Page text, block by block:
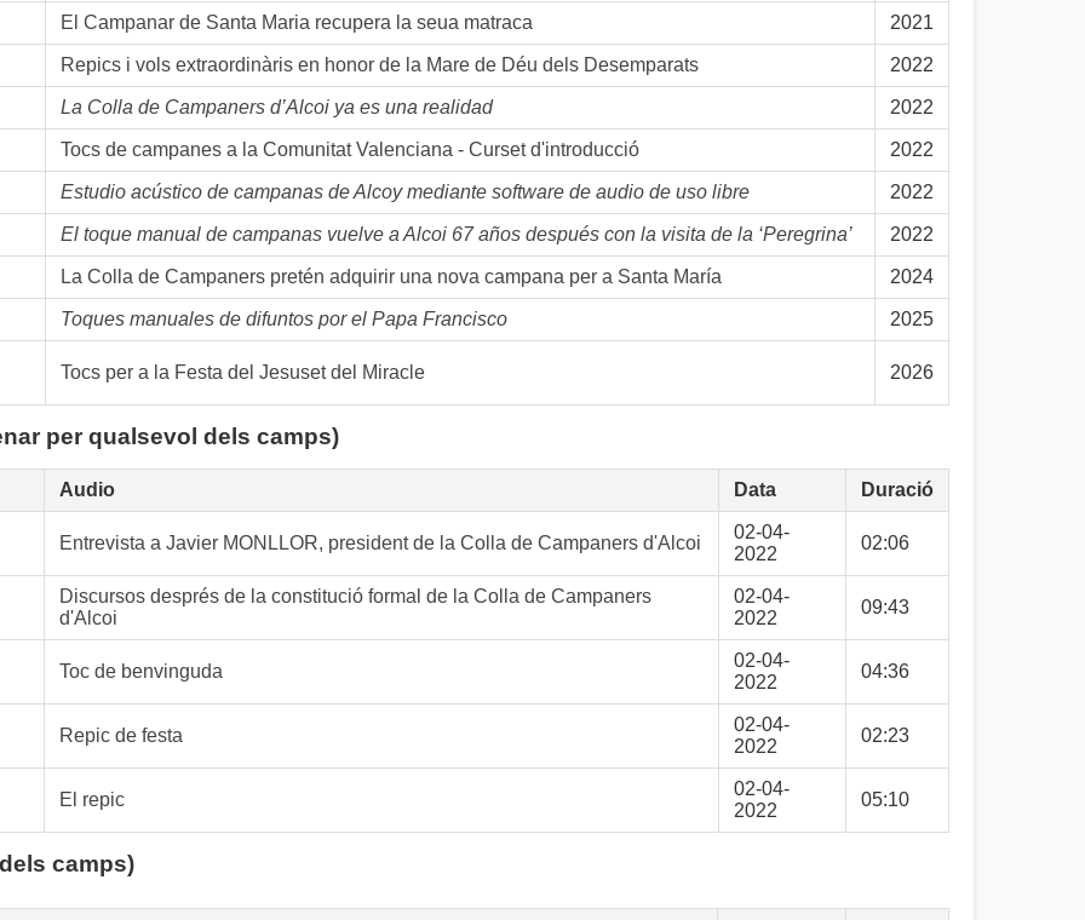
El Campanar de Santa Maria recupera la seua matraca 2021
Repics i vols extraordinàris en honor de la Mare de Déu dels Desemparats 2022
La Colla de Campaners d’Alcoi ya es una realidad 2022
Tocs de campanes a la Comunitat Valenciana - Curset d'introducció 2022
Estudio acústico de campanas de Alcoy mediante software de audio de uso libre 2022
El toque manual de campanas vuelve a Alcoi 67 años después con la visita de la ‘Peregrina’ 2022
La Colla de Campaners pretén adquirir una nova campana per a Santa María 2024
Toques manuales de difuntos por el Papa Francisco 2025
Tocs per a la Festa del Jesuset del Miracle 2026
per qualsevol dels camps)
Audio Data Duració
Entrevista a Javier MONLLOR, president de la Colla de Campaners d'Alcoi
02-04-
2022
02:06
Discursos després de la constitució formal de la Colla de Campaners
d'Alcoi
02-04-
2022
09:43
Toc de benvinguda
02-04-
2022
04:36
Repic de festa
02-04-
2022
02:23
El repic
02-04-
2022
05:10
camps)